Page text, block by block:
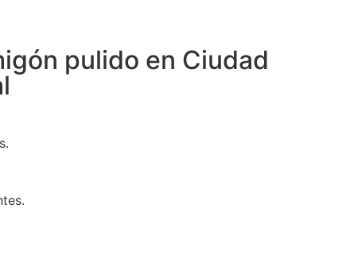
pulido en Ciudad